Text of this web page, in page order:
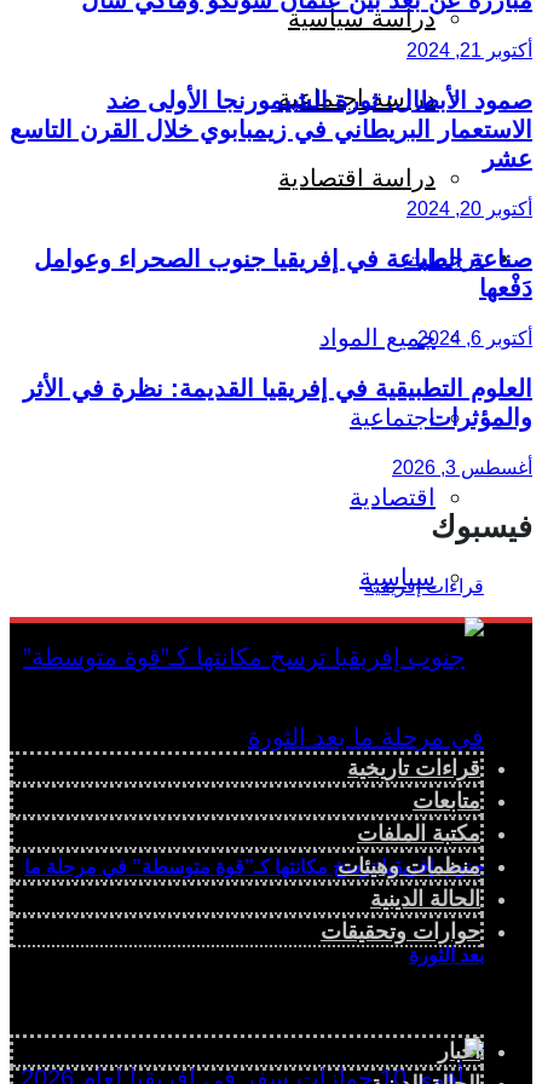
دراسة سياسية
دراسة اجتماعية
دراسة اقتصادية
ترجمات
جميع المواد
اجتماعية
اقتصادية
سياسية
جنوب إفريقيا ترسخ مكانتها كـ”قوة متوسطة” في مرحلة ما
بعد الثورة
أكتوبر 21, 2024
صمود الأبطال: ثورة الشيمورنجا الأولى ضد
الاستعمار البريطاني في زيمبابوي خلال القرن التاسع
عشر
أكتوبر 20, 2024
صناعة الطباعة في إفريقيا جنوب الصحراء وعوامل
دَفْعها
أكتوبر 6, 2024
العلوم التطبيقية في إفريقيا القديمة: نظرة في الأثر
والمؤثرات
أغسطس 3, 2026
فيسبوك
قراءات تاريخية
متابعات
مكتبة الملفات
منظمات وهيئات
الحالة الدينية
حوارات وتحقيقات
أخبار